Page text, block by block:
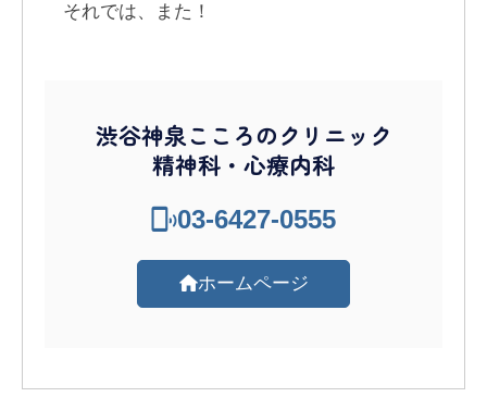
それでは、また！
渋谷神泉こころのクリニック
精神科・心療内科
03-6427-0555
ホームページ